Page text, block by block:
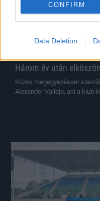
CONFIRM
Data Deletion
Három év után
Közös megegyezéssel
Alexander Vallejo, aki a klub